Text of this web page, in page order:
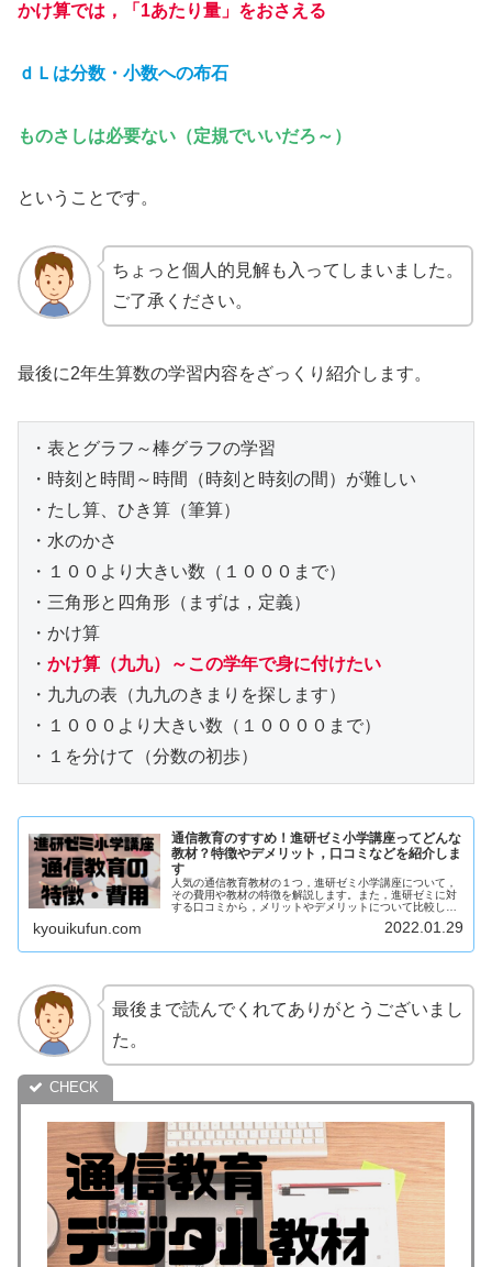
かけ算では，「1あたり量」をおさえる
ｄＬは分数・小数への布石
ものさしは必要ない（定規でいいだろ～）
ということです。
ちょっと個人的見解も入ってしまいました。
ご了承ください。
最後に2年生算数の学習内容をざっくり紹介します。
・表とグラフ～棒グラフの学習
・時刻と時間～時間（時刻と時刻の間）が難しい
・たし算、ひき算（筆算）
・水のかさ
・１００より大きい数（１０００まで）
・三角形と四角形（まずは，定義）
・かけ算
・ かけ算（九九）～この学年で身に付けたい
・九九の表（九九のきまりを探します）
・１０００より大きい数（１００００まで）
・１を分けて（分数の初歩）
通信教育のすすめ！進研ゼミ小学講座ってどんな
教材？特徴やデメリット，口コミなどを紹介しま
す
人気の通信教育教材の１つ，進研ゼミ小学講座について，
その費用や教材の特徴を解説します。また，進研ゼミに対
する口コミから，メリットやデメリットについて比較して
kyouikufun.com 2022.01.29
最後まで読んでくれてありがとうございまし
た。